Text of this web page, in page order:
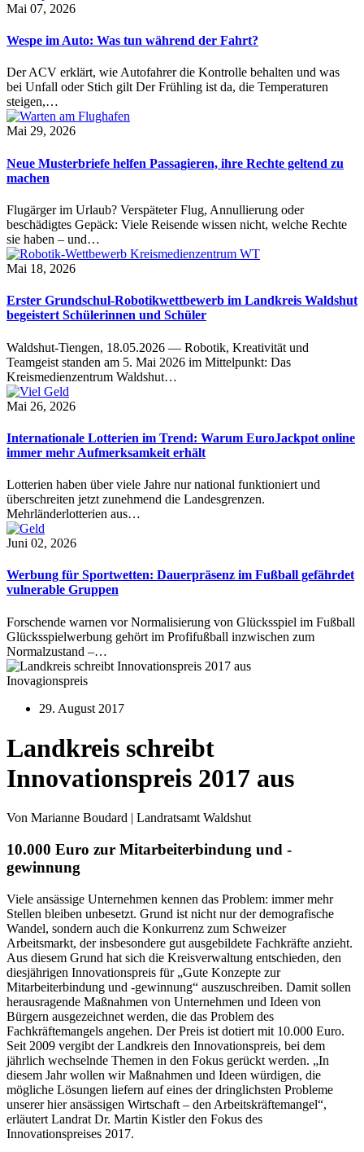
Mai 07, 2026
Wespe im Auto: Was tun während der Fahrt?
Der ACV erklärt, wie Autofahrer die Kontrolle behalten und was
bei Unfall oder Stich gilt Der Frühling ist da, die Temperaturen
steigen,…
Mai 29, 2026
Neue Musterbriefe helfen Passagieren, ihre Rechte geltend zu
machen
Flugärger im Urlaub? Verspäteter Flug, Annullierung oder
beschädigtes Gepäck: Viele Reisende wissen nicht, welche Rechte
sie haben – und…
Mai 18, 2026
Erster Grundschul-Robotikwettbewerb im Landkreis Waldshut
begeistert Schülerinnen und Schüler
Waldshut-Tiengen, 18.05.2026 — Robotik, Kreativität und
Teamgeist standen am 5. Mai 2026 im Mittelpunkt: Das
Kreismedienzentrum Waldshut…
Mai 26, 2026
Internationale Lotterien im Trend: Warum EuroJackpot online
immer mehr Aufmerksamkeit erhält
Lotterien haben über viele Jahre nur national funktioniert und
überschreiten jetzt zunehmend die Landesgrenzen.
Mehrländerlotterien aus…
Juni 02, 2026
Werbung für Sportwetten: Dauerpräsenz im Fußball gefährdet
vulnerable Gruppen
Forschende warnen vor Normalisierung von Glücksspiel im Fußball
Glücksspielwerbung gehört im Profifußball inzwischen zum
Normalzustand –…
Inovagionspreis
29. August 2017
Landkreis schreibt
Innovationspreis 2017 aus
Von Marianne Boudard | Landratsamt Waldshut
10.000 Euro zur Mitarbeiterbindung und -
gewinnung
Viele ansässige Unternehmen kennen das Problem: immer mehr
Stellen bleiben unbesetzt. Grund ist nicht nur der demografische
Wandel, sondern auch die Konkurrenz zum Schweizer
Arbeitsmarkt, der insbesondere gut ausgebildete Fachkräfte anzieht.
Aus diesem Grund hat sich die Kreisverwaltung entschieden, den
diesjährigen Innovationspreis für „Gute Konzepte zur
Mitarbeiterbindung und -gewinnung“ auszuschreiben. Damit sollen
herausragende Maßnahmen von Unternehmen und Ideen von
Bürgern ausgezeichnet werden, die das Problem des
Fachkräftemangels angehen. Der Preis ist dotiert mit 10.000 Euro.
Seit 2009 vergibt der Landkreis den Innovationspreis, bei dem
jährlich wechselnde Themen in den Fokus gerückt werden. „In
diesem Jahr wollen wir Maßnahmen und Ideen würdigen, die
mögliche Lösungen liefern auf eines der dringlichsten Probleme
unserer hier ansässigen Wirtschaft – den Arbeitskräftemangel“,
erläutert Landrat Dr. Martin Kistler den Fokus des
Innovationspreises 2017.